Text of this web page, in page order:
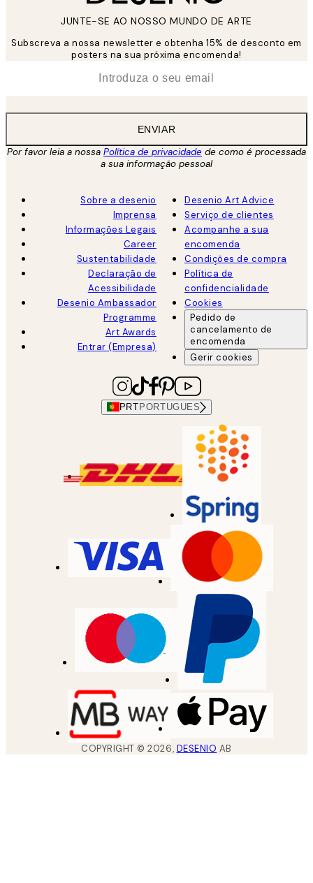
JUNTE-SE AO NOSSO MUNDO DE ARTE
Subscreva a nossa newsletter e obtenha 15% de desconto em
posters na sua próxima encomenda!
ENVIAR
Por favor leia a nossa Política de privacidade de como é processada
a sua informação pessoal
Sobre a desenio
Imprensa
Informações Legais
Career
Sustentabilidade
Declaração de
Acessibilidade
Desenio Ambassador
Programme
Art Awards
Entrar (Empresa)
Desenio Art Advice
Serviço de clientes
Acompanhe a sua
encomenda
Condições de compra
Política de
confidencialidade
Cookies
Pedido de
cancelamento de
encomenda
Gerir cookies
PRT PORTUGUES
COPYRIGHT ©2026, DESENIO AB